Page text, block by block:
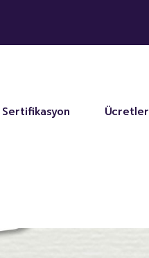
Sertifikasyon Ücretler